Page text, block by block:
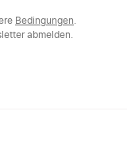
Bedingungen
abmelden.